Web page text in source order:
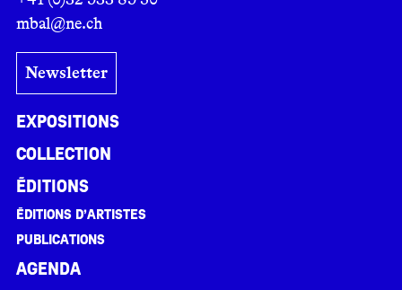
mbal@ne.ch
Newsletter
Expositions
Collection
Éditions
Éditions d’artistes
Publications
Agenda